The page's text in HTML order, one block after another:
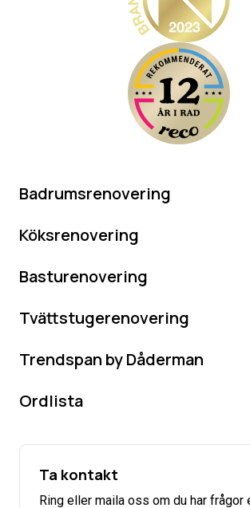
Badrumsrenovering
Köksrenovering
Basturenovering
Tvättstugerenovering
Trendspan by Dåderman
Ordlista
Ta kontakt
Ring eller maila oss om du har frågor